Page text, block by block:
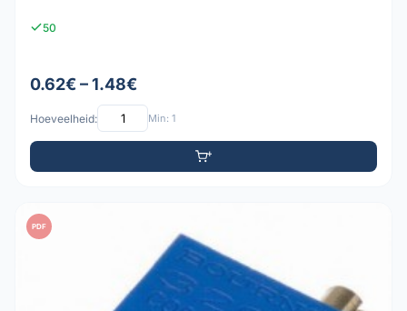
50
0.62€ – 1.48€
Hoeveelheid: Min: 1
PDF